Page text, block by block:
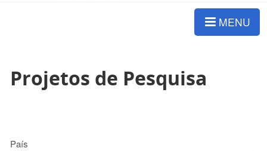
MENU
Projetos de Pesquisa
País